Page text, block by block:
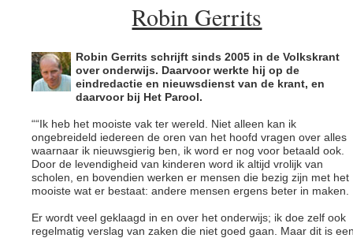
Robin Gerrits
Robin Gerrits schrijft sinds 2005 in de Volkskrant
over onderwijs. Daarvoor werkte hij op de
eindredactie en nieuwsdienst van de krant, en
daarvoor bij Het Parool.
““Ik heb het mooiste vak ter wereld. Niet alleen kan ik
ongebreideld iedereen de oren van het hoofd vragen over alles
waarnaar ik nieuwsgierig ben, ik word er nog voor betaald ook.
Door de levendigheid van kinderen word ik altijd vrolijk van
scholen, en bovendien werken er mensen die bezig zijn met het
mooiste wat er bestaat: andere mensen ergens beter in maken.
Er wordt veel geklaagd in en over het onderwijs; ik doe zelf ook
regelmatig verslag van zaken die niet goed gaan. Maar dit is